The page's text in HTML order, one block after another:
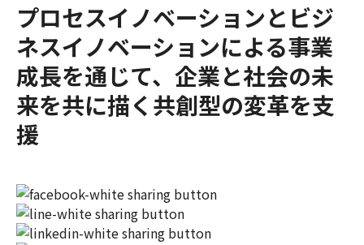
プロセスイノベーションとビジ
ネスイノベーションによる事業
成長を通じて、企業と社会の未
来を共に描く共創型の変革を支
援